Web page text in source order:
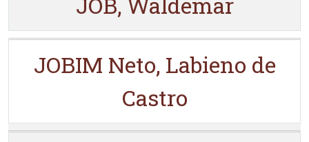
JOBIM Neto, Labieno de
Castro